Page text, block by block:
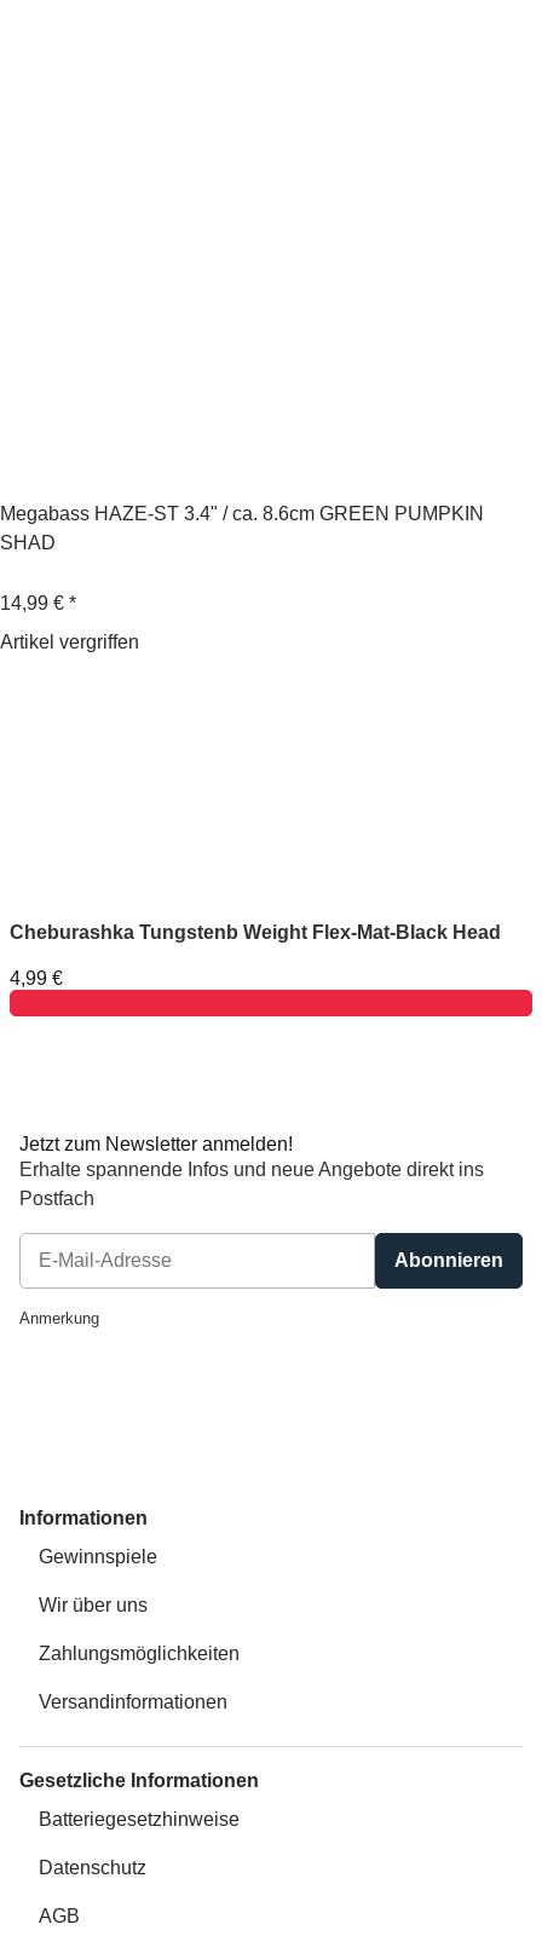
Megabass HAZE-ST 3.4" / ca. 8.6cm GREEN PUMPKIN
SHAD
14,99 € *
Artikel vergriffen
Cheburashka Tungstenb Weight Flex-Mat-Black Head
4,99 €
Jetzt zum Newsletter anmelden!
Erhalte spannende Infos und neue Angebote direkt ins
Postfach
Abonnieren
Anmerkung
Informationen
Gewinnspiele
Wir über uns
Zahlungsmöglichkeiten
Versandinformationen
Gesetzliche Informationen
Batteriegesetzhinweise
Datenschutz
AGB